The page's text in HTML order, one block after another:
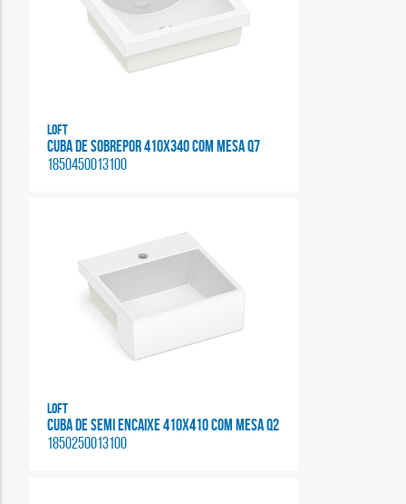
Loft
CUBA DE SOBREPOR 410X340 COM MESA Q7
1850450013100
Loft
CUBA DE SEMI ENCAIXE 410X410 COM MESA Q2
1850250013100